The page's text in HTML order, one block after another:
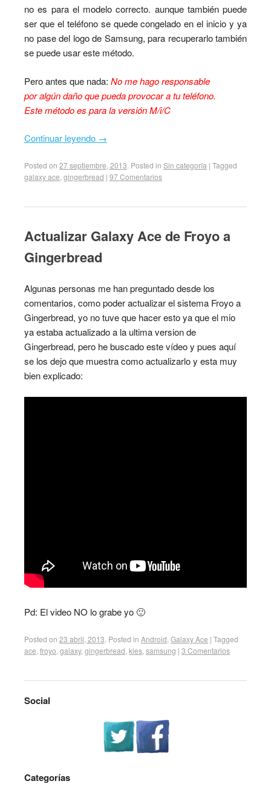
no es para el modelo correcto. aunque también puede
ser que el teléfono se quede congelado en el inicio y ya
no pase del logo de Samsung, para recuperarlo también
se puede usar este método.
Pero antes que nada: No me hago responsable
por algún daño que pueda provocar a tu teléfono.
Este método es para la versión M/i/C
Continuar leyendo →
Posted on 27 septiembre, 2013 Posted in Sin categoría | Tagged
galaxy ace gingerbread | 97 Comentarios
Actualizar Galaxy Ace de Froyo a
Gingerbread
Algunas personas me han preguntado desde los
comentarios, como poder actualizar el sistema Froyo a
Gingerbread, yo no tuve que hacer esto ya que el mio
ya estaba actualizado a la ultima version de
Gingerbread, pero he buscado este vídeo y pues aquí
se los dejo que muestra como actualizarlo y esta muy
bien explicado:
Pd: El video NO lo grabe yo 🙂
Posted on 23 abril, 2013 Posted in Android Galaxy Ace | Tagged
ace froyo galaxy, gingerbread kies samsung | 3 Comentarios
Social
Categorías